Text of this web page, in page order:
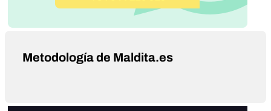
Metodología de Maldita.es